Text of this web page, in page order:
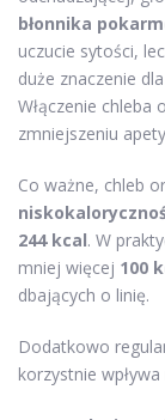
błonnika
uczucie sytości,
duże znaczenie
Włączenie
zmniejszeniu
Co ważne, chleb
244 kcal. W
mniej więcej 100
dbających o linię.
Dodatkowo
korzystnie wpływa